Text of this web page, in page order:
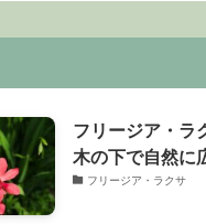
フリージア・ラ
木の下で自然に
フリージア・ラクサ